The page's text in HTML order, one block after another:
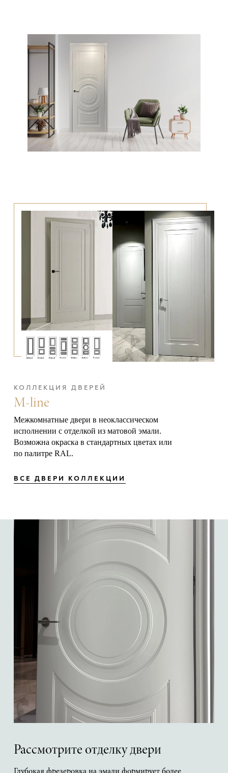
КОЛЛЕКЦИЯ ДВЕРЕЙ
M-line
Межкомнатные двери в неоклассическом
исполнении с отделкой из матовой эмали.
Возможна окраска в стандартных цветах или
по палитре RAL.
ВСЕ ДВЕРИ КОЛЛЕКЦИИ
Рассмотрите отделку двери
Глубокая фрезеровка на эмали формирует более